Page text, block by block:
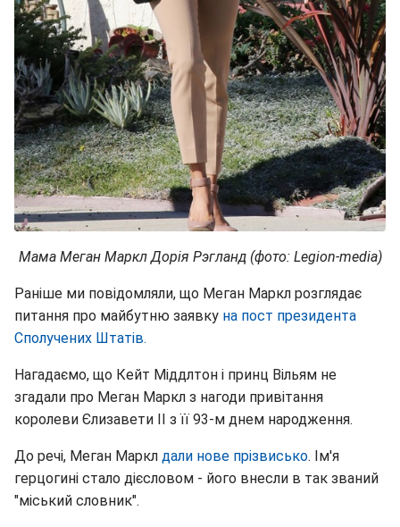
Мама Меган Маркл Дорія Рэгланд (фото: Legion-media)
Раніше ми повідомляли, що Меган Маркл розглядає
питання про майбутню заявку на пост президента
Сполучених Штатів.
Нагадаємо, що Кейт Міддлтон і принц Вільям не
згадали про Меган Маркл з нагоди привітання
королеви Єлизавети II з її 93-м днем народження.
До речі, Меган Маркл дали нове прізвисько. Ім'я
герцогині стало дієсловом - його внесли в так званий
"міський словник".